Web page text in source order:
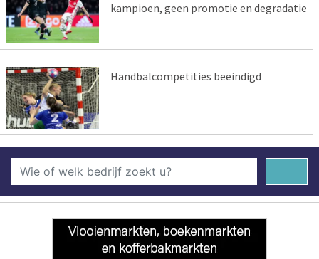
kampioen, geen promotie en degradatie
Handbalcompetities beëindigd